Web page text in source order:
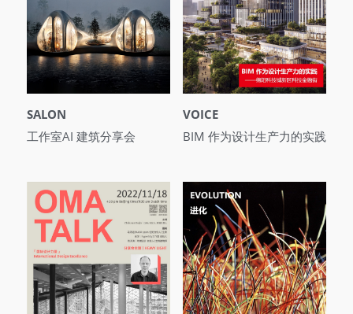
SALON
工作室AI 建筑分享会
VOICE
BIM 作为设计生产力的实践